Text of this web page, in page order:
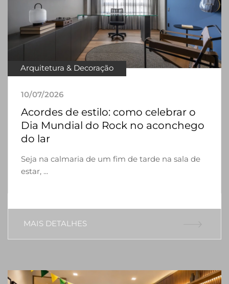
Arquitetura & Decoração
10/07/2026
Acordes de estilo: como celebrar o
Dia Mundial do Rock no aconchego
do lar
Seja na calmaria de um fim de tarde na sala de
estar, ...
MAIS DETALHES